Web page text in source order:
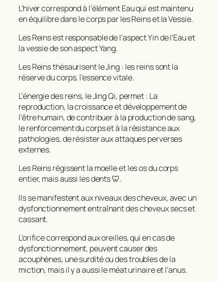
L’hiver correspond à l’élément Eau qui est maintenu
en équilibre dans le corps par les Reins et la Vessie.
Les Reins est responsable de l’aspect Yin de l’Eau et
la vessie de son aspect Yang.
Les Reins thésaurisent le Jing : les reins sont la
réserve du corps, l’essence vitale.
L’énergie des reins, le Jing Qi, permet : La
reproduction, la croissance et développement de
l’être humain, de contribuer à la production de sang,
le renforcement du corps et à la résistance aux
pathologies, de résister aux attaques perverses
externes.
Les Reins régissent la moelle et les os du corps
entier, mais aussi les dents 🦷.
Ils se manifestent aux niveaux des cheveux, avec un
dysfonctionnement entraînant des cheveux secs et
cassant.
L’orifice correspond aux oreilles, qui en cas de
dysfonctionnement, peuvent causer des
acouphènes, une surdité ou des troubles de la
miction, mais il y a aussi le méat urinaire et l’anus.